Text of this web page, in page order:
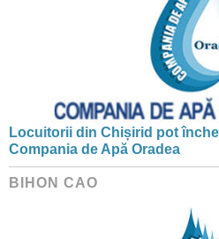
Locuitorii din Chișirid pot
Compania de Apă Oradea
BIHON CAO